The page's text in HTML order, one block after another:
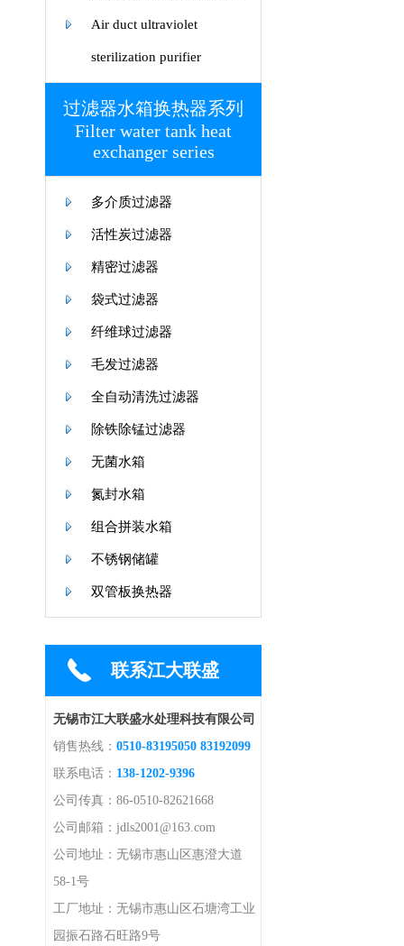
Air duct ultraviolet
sterilization purifier
过滤器水箱换热器系列
Filter water tank heat
exchanger series
多介质过滤器
活性炭过滤器
精密过滤器
袋式过滤器
纤维球过滤器
毛发过滤器
全自动清洗过滤器
除铁除锰过滤器
无菌水箱
氮封水箱
组合拼装水箱
不锈钢储罐
双管板换热器
联系江大联盛
无锡市江大联盛水处理科技有限公司
销售热线： 0510-83195050 83192099
联系电话： 138-1202-9396
公司传真：86-0510-82621668
公司邮箱：jdls2001@163.com
公司地址：无锡市惠山区惠澄大道
58-1号
工厂地址：无锡市惠山区石塘湾工业
园振石路石旺路9号